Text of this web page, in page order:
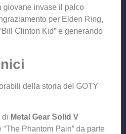
giovane invase il palco
per Elden Ring,
Clinton Kid” e generando
della storia del GOTY
di Metal Gear Solid V
Phantom Pain” da parte